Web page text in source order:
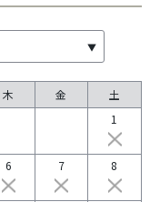
木 金
土
1
6 7 8